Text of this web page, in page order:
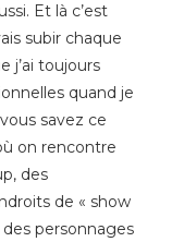
Et là c’est
subir chaque
j’ai toujours
quand je
savez ce
on rencontre
des
de « show
personnages